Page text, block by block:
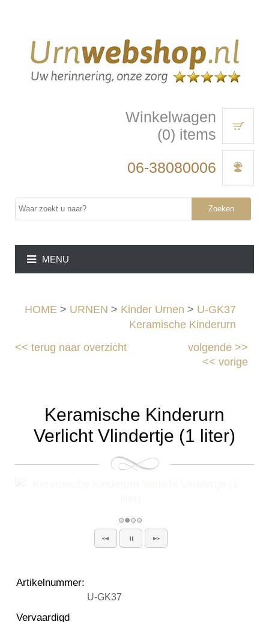
Winkelwagen
(0) items
06-38080006
Zoeken
MENU
HOME > URNEN > Kinder Urnen > U-GK37
Keramische Kinderurn
<<terug naar overzicht volgende>>
<< vorige
Keramische Kinderurn
Verlicht Vlindertje (1 liter)
Artikelnummer:
U-GK37
Vervaardigd